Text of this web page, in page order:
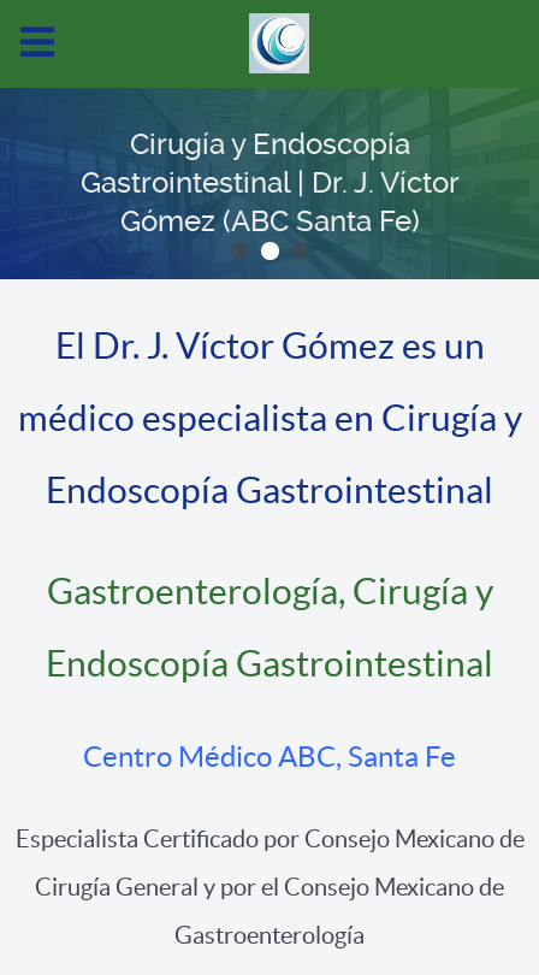
Cirugía y Endoscopía
Gastrointestinal | Dr. J. Víctor
Gómez (ABC Santa Fe)
El Dr. J. Víctor Gómez es un
médico especialista en Cirugía y
Endoscopía Gastrointestinal
Gastroenterología, Cirugía y
Endoscopía Gastrointestinal
Centro Médico ABC, Santa Fe
Especialista Certificado por Consejo Mexicano de
Cirugía General y por el Consejo Mexicano de
Gastroenterología